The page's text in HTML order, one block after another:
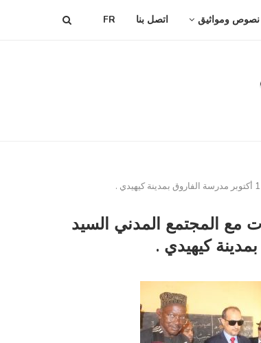
نصوص ومواثيق اتصل بنا FR
مع المجتمع المدني السيد